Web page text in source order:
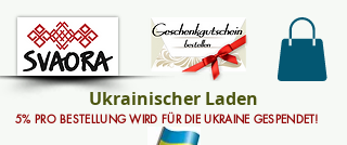
5% PRO BESTELLUNG WIRD FÜR DIE UKRAINE GESPENDET!
Ukrainischer Laden